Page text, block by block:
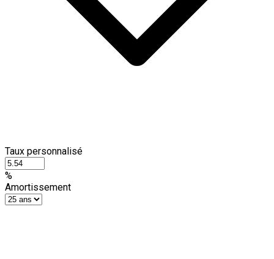
Taux personnalisé
%
Amortissement